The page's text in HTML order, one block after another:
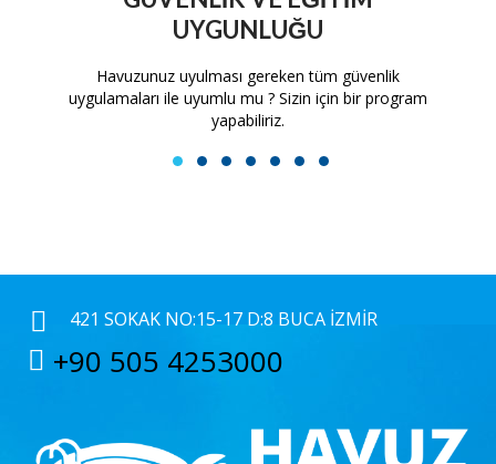
UYGUNLUĞU
Havuzunuz uyulması gereken tüm güvenlik
uygulamaları ile uyumlu mu ? Sizin için bir program
yapabiliriz.
1 2 3 4 5 6 7
421 SOKAK NO:15-17 D:8 BUCA İZMIR
+90 505 4253000